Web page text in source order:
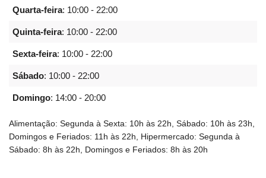
Quarta-feira: 10:00 - 22:00
Quinta-feira: 10:00 - 22:00
Sexta-feira: 10:00 - 22:00
Sábado: 10:00 - 22:00
Domingo: 14:00 - 20:00
Alimentação: Segunda à Sexta: 10h às 22h, Sábado: 10h às 23h,
Domingos e Feriados: 11h às 22h, Hipermercado: Segunda à
Sábado: 8h às 22h, Domingos e Feriados: 8h às 20h